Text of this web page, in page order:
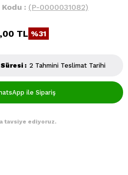
(P-0000031082)
TL 31
: 2 Tahmini Teslimat Tarihi
ile Sipariş
tavsiye ediyoruz.